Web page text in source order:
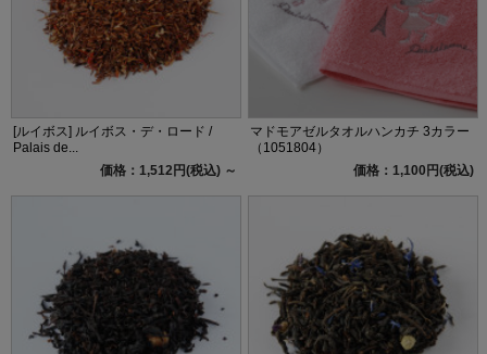
[ルイボス] ルイボス・デ・ロード /
Palais de...
価格：1,512円(税込) ～
マドモアゼルタオルハンカチ 3カラー
（1051804）
価格：1,100円(税込)